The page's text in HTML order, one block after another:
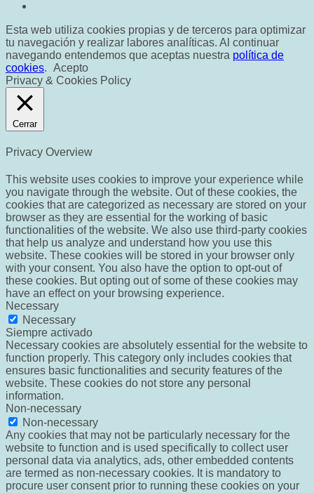
Esta web utiliza cookies propias y de terceros para optimizar
tu navegación y realizar labores analíticas. Al continuar
navegando entendemos que aceptas nuestra política de
cookies. Acepto
Privacy & Cookies Policy
Cerrar
Privacy Overview
This website uses cookies to improve your experience while
you navigate through the website. Out of these cookies, the
cookies that are categorized as necessary are stored on your
browser as they are essential for the working of basic
functionalities of the website. We also use third-party cookies
that help us analyze and understand how you use this
website. These cookies will be stored in your browser only
with your consent. You also have the option to opt-out of
these cookies. But opting out of some of these cookies may
have an effect on your browsing experience.
Necessary
Necessary
Siempre activado
Necessary cookies are absolutely essential for the website to
function properly. This category only includes cookies that
ensures basic functionalities and security features of the
website. These cookies do not store any personal
information.
Non-necessary
Non-necessary
Any cookies that may not be particularly necessary for the
website to function and is used specifically to collect user
personal data via analytics, ads, other embedded contents
are termed as non-necessary cookies. It is mandatory to
procure user consent prior to running these cookies on your